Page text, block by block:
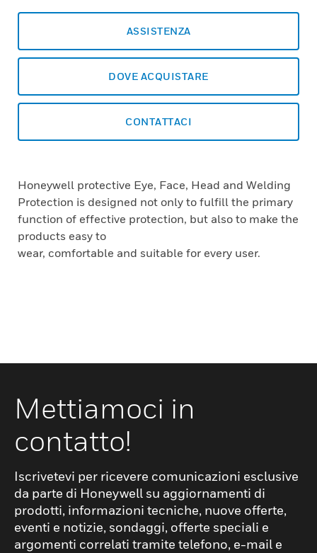
ASSISTENZA
DOVE ACQUISTARE
CONTATTACI
Honeywell protective Eye, Face, Head and Welding
Protection is designed not only to fulfill the primary
function of effective protection, but also to make the
products easy to
wear, comfortable and suitable for every user.
Mettiamoci in
contatto!
Iscrivetevi per ricevere comunicazioni esclusive
da parte di Honeywell su aggiornamenti di
prodotti, informazioni tecniche, nuove offerte,
eventi e notizie, sondaggi, offerte speciali e
argomenti correlati tramite telefono, e-mail e